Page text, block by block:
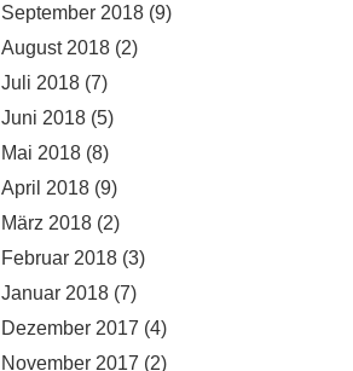
September 2018 (9)
August 2018 (2)
Juli 2018 (7)
Juni 2018 (5)
Mai 2018 (8)
April 2018 (9)
März 2018 (2)
Februar 2018 (3)
Januar 2018 (7)
Dezember 2017 (4)
November 2017 (2)